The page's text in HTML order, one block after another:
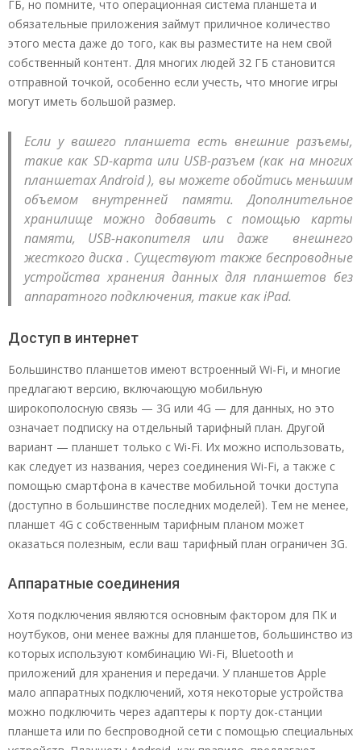
ГБ, но помните, что операционная система планшета и
обязательные приложения займут приличное количество
этого места даже до того, как вы разместите на нем свой
собственный контент. Для многих людей 32 ГБ становится
отправной точкой, особенно если учесть, что многие игры
могут иметь большой размер.
Если у вашего планшета есть внешние разъемы,
такие как SD-карта или USB-разъем (как на многих
планшетах Android ), вы можете обойтись меньшим
объемом внутренней памяти. Дополнительное
хранилище можно добавить с помощью карты
памяти, USB-накопителя или даже внешнего
жесткого диска . Существуют также беспроводные
устройства хранения данных для планшетов без
аппаратного подключения, такие как iPad.
Доступ в интернет
Большинство планшетов имеют встроенный Wi-Fi, и многие
предлагают версию, включающую мобильную
широкополосную связь — 3G или 4G — для данных, но это
означает подписку на отдельный тарифный план. Другой
вариант — планшет только с Wi-Fi. Их можно использовать,
как следует из названия, через соединения Wi-Fi, а также с
помощью смартфона в качестве мобильной точки доступа
(доступно в большинстве последних моделей). Тем не менее,
планшет 4G с собственным тарифным планом может
оказаться полезным, если ваш тарифный план ограничен 3G.
Аппаратные соединения
Хотя подключения являются основным фактором для ПК и
ноутбуков, они менее важны для планшетов, большинство из
которых используют комбинацию Wi-Fi, Bluetooth и
приложений для хранения и передачи. У планшетов Apple
мало аппаратных подключений, хотя некоторые устройства
можно подключить через адаптеры к порту док-станции
планшета или по беспроводной сети с помощью специальных